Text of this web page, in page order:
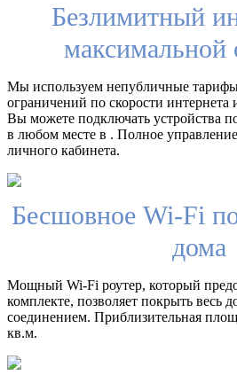
Безлимитный
максимальной
Мы используем непубличные
ограничений по скорости интернета
Вы можете подключать устройства
в любом месте в . Полное
личного кабинета.
Бесшовное Wi-Fi
дома
Мощный Wi-Fi роутер, который
комплекте, позволяет покрыть весь
соединением. Приблизительная
кв.м.